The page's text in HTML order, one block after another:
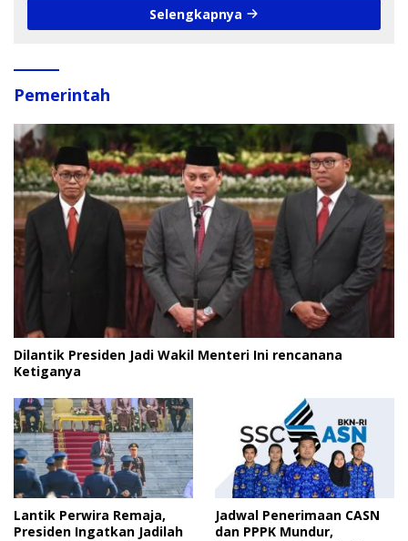
Selengkapnya
Pemerintah
Dilantik Presiden Jadi Wakil Menteri Ini rencanana
Ketiganya
Lantik Perwira Remaja,
Presiden Ingatkan Jadilah
Jadwal Penerimaan CASN
dan PPPK Mundur,